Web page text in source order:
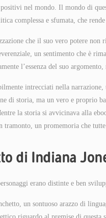
nel mondo. Il mondo di
complessa e sfumata, che
che il suo vero potere non
un sentimento che è
l’essenza del suo
intrecciati nella
di storia, ma un vero e proprio
la storia si avvicinava alla
un promemoria che
di Indiana
erano distinte e ben
un sontuoso arazzo di